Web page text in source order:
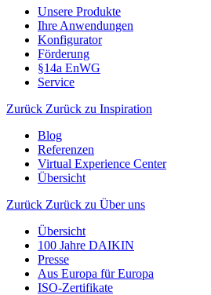
Unsere Produkte
Ihre Anwendungen
Konfigurator
Förderung
§14a EnWG
Service
Zurück Zurück zu Inspiration
Blog
Referenzen
Virtual Experience Center
Übersicht
Zurück Zurück zu Über uns
Übersicht
100 Jahre DAIKIN
Presse
Aus Europa für Europa
ISO-Zertifikate